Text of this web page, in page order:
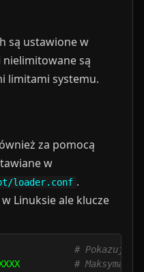
są ustawione w
nielimitowane są
limitami systemu.
za pomocą
w
loader.conf .
Linuksie ale klucze
-a # Pokazuje
#